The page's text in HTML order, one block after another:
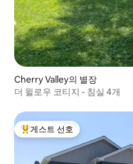
Cherry Valley의 별장
더 윌로우 코티지 - 침실 4개
상위 게스트 선호
게스트 선호